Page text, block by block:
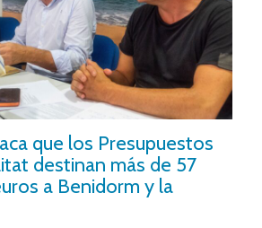
que los Presupuestos
destinan más de 57
a Benidorm y la